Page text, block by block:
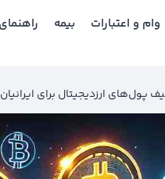
وام و اعتبارات بیمه
پول‌های ارزدیجیتال برای